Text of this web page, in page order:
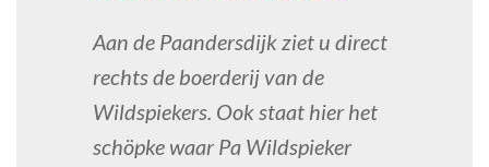
Aan de Paandersdijk ziet u direct
rechts de boerderij van de
Wildspiekers. Ook staat hier het
schöpke waar Pa Wildspieker